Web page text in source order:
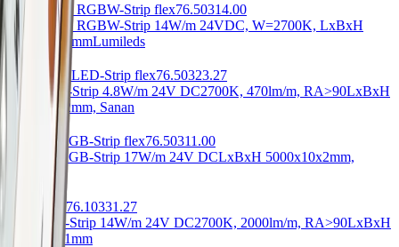
Onyx COB RGBW-Strip flex76.50314.00
Onyx COB RGBW-Strip 14W/m 24VDC, W=2700K, LxBxH
5000x12x2mmLumileds
Low COB LED-Strip flex76.50323.27
Low COB-Strip 4.8W/m 24V DC2700K, 470lm/m, RA>90LxBxH
5000x10x2mm, Sanan
Lumy10 RGB-Strip flex76.50311.00
Lumy10 RGB-Strip 17W/m 24V DCLxBxH 5000x10x2mm,
Samsung
Orio-LED76.10331.27
Orio LED-Strip 14W/m 24V DC2700K, 2000lm/m, RA>90LxBxH
50000x8x1mm